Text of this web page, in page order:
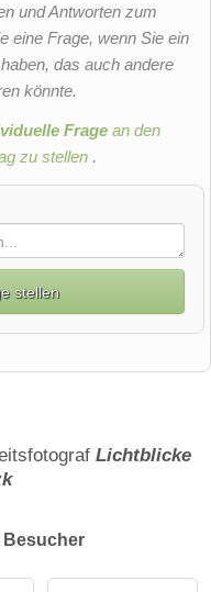
und Antworten zum
eine Frage, wenn Sie ein
das auch andere
könnte.
Frage an den
zu stellen .
stellen
Lichtblicke
Besucher